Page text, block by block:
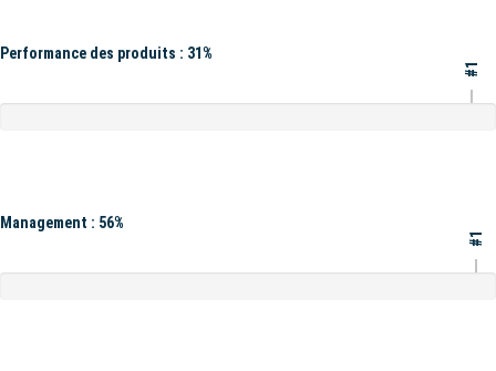
Performance des produits : 31%
#1
Management : 56%
#1